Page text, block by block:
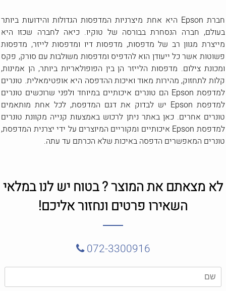
חברת Epson היא אחת מיצרניות המדפסות הגדולות והידועות ביותר
בעולם, חברה הנסחרת בבורסה של טוקיו. כיאה לחברה שכזו היא
מייצרת מגוון רב של מדפסות, מדפסות דיו ומדפסות לייזר, מדפסות
פשוטות אשר כל ייעודן הוא להדפיס ומדפסות משולבות עם סורק, פקס
ומכונת צילום. מדפסות הלייזר הן בין הפופולאריות ביותר, הן אמינות,
קלות לתחזוק, מהירות מאוד ואיכות ההדפסה היא אופטימאלית. טונרים
למדפסת Epson הם טונרים איכותיים במיוחד ולפני שרוכשים טונרים
למדפסת Epson יש לבדוק את דגם המדפסת, לכל אחת מותאמים
טונרים אחרים. כאן באתר ניתן לרכוש באמצעות קנייה מקוונת טונרים
למדפסת Epson איכותיים ומקוריים המיוצרים על ידי יצרנית המדפסת,
טונרים המאפשרים הדפסה באיכות שלא הכרתם עד עתה.
לא מצאתם את המוצר ? בטוח יש לנו במלאי
השאירו פרטים ונחזור אליכם!
072-3300916